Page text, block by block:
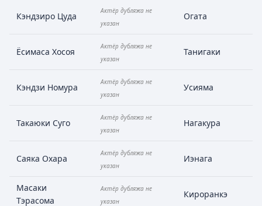
Кэндзиро Цуда
Актёр дубляжа не
указан
Огата
Ёсимаса Хосоя
Актёр дубляжа не
указан
Танигаки
Кэндзи Номура
Актёр дубляжа не
указан
Усияма
Такаюки Суго
Актёр дубляжа не
указан
Нагакура
Саяка Охара
Актёр дубляжа не
указан
Иэнага
Масаки
Тэрасома
Актёр дубляжа не
указан
Кироранкэ